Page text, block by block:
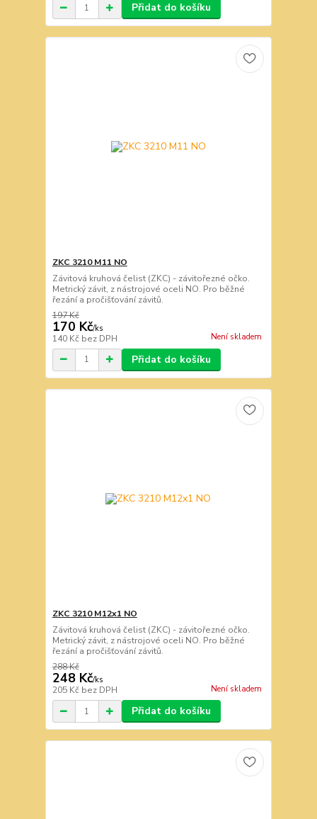
Přidat do košíku
ZKC 3210 M11 NO
Závitová kruhová čelist (ZKC) - závitořezné očko.
Metrický závit, z nástrojové oceli NO. Pro běžné
řezání a pročišťování závitů.
197 Kč
170 Kč/ks
140 Kč bez DPH Není skladem
Přidat do košíku
ZKC 3210 M12x1 NO
Závitová kruhová čelist (ZKC) - závitořezné očko.
Metrický závit, z nástrojové oceli NO. Pro běžné
řezání a pročišťování závitů.
288 Kč
248 Kč/ks
205 Kč bez DPH Není skladem
Přidat do košíku